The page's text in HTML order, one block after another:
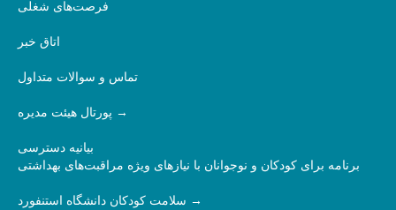
فرصت‌های شغلی
اتاق خبر
تماس و سوالات متداول
پورتال هیئت مدیره
بیانیه دسترسی
برنامه برای کودکان و نوجوانان با نیازهای ویژه مراقبت‌های بهداشتی
سلامت کودکان دانشگاه استنفورد